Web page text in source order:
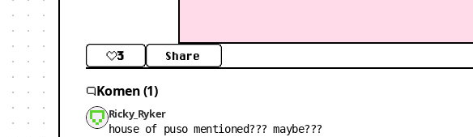
3 Share
Komen (1)
Ricky_Ryker
house of puso mentioned??? maybe???